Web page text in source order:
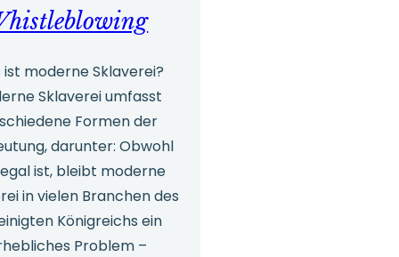
kann:
aus
dem
ICEC-
Bericht
ist moderne Sklaverei?
Sklaverei umfasst
Formen der
darunter: Obwohl
ist, bleibt moderne
in vielen Branchen des
Königreichs ein
Problem –